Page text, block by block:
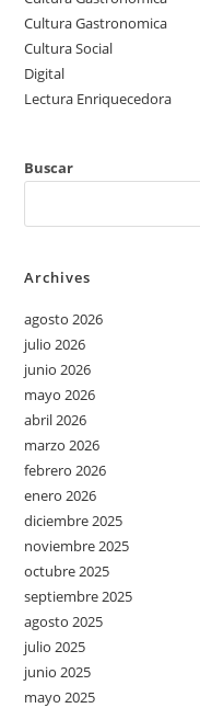
Cultura Gastronomica
Cultura Social
Digital
Lectura Enriquecedora
Buscar
Archives
agosto 2026
julio 2026
junio 2026
mayo 2026
abril 2026
marzo 2026
febrero 2026
enero 2026
diciembre 2025
noviembre 2025
octubre 2025
septiembre 2025
agosto 2025
julio 2025
junio 2025
mayo 2025